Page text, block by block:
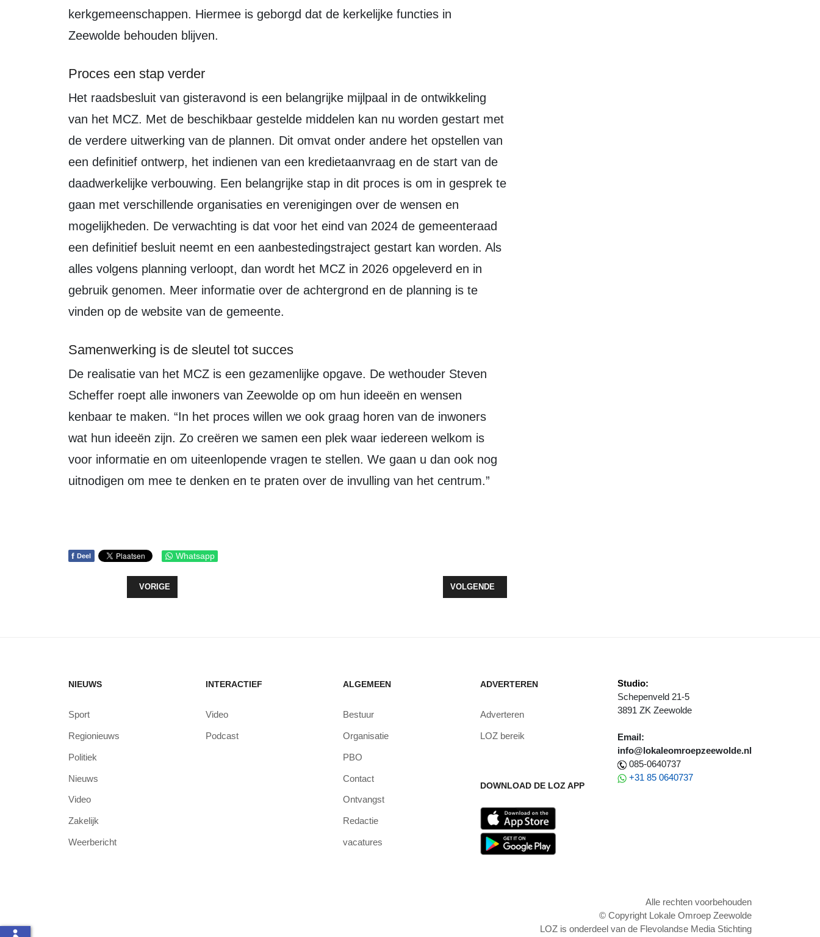
kerkgemeenschappen. Hiermee is geborgd dat de kerkelijke functies in
Zeewolde behouden blijven.
Proces een stap verder
Het raadsbesluit van gisteravond is een belangrijke mijlpaal in de ontwikkeling
van het MCZ. Met de beschikbaar gestelde middelen kan nu worden gestart met
de verdere uitwerking van de plannen. Dit omvat onder andere het opstellen van
een definitief ontwerp, het indienen van een kredietaanvraag en de start van de
daadwerkelijke verbouwing. Een belangrijke stap in dit proces is om in gesprek te
gaan met verschillende organisaties en verenigingen over de wensen en
mogelijkheden. De verwachting is dat voor het eind van 2024 de gemeenteraad
een definitief besluit neemt en een aanbestedingstraject gestart kan worden. Als
alles volgens planning verloopt, dan wordt het MCZ in 2026 opgeleverd en in
gebruik genomen. Meer informatie over de achtergrond en de planning is te
vinden op de website van de gemeente.
Samenwerking is de sleutel tot succes
De realisatie van het MCZ is een gezamenlijke opgave. De wethouder Steven
Scheffer roept alle inwoners van Zeewolde op om hun ideeën en wensen
kenbaar te maken. “In het proces willen we ook graag horen van de inwoners
wat hun ideeën zijn. Zo creëren we samen een plek waar iedereen welkom is
voor informatie en om uiteenlopende vragen te stellen. We gaan u dan ook nog
uitnodigen om mee te denken en te praten over de invulling van het centrum.”
f Deel Whatsapp
VORIG ARTIKEL: ALTIJD IETS TE DOEN VOOR WETHOUDER HELMUT HERMANS
VORIGE VOLGENDE ARTIKEL: MEEDENKEN OVER DE NIEUWE BURGEMEESTER VOOR ZEEWOLDE
VOLGENDE
NIEUWS
Sport
Regionieuws
Politiek
Nieuws
Video
Zakelijk
Weerbericht
INTERACTIEF
Video
Podcast
ALGEMEEN
Bestuur
Organisatie
PBO
Contact
Ontvangst
Redactie
vacatures
ADVERTEREN
Adverteren
LOZ bereik
DOWNLOAD DE LOZ APP
Studio:
Schepenveld 21-5
3891 ZK Zeewolde
Email:
info@lokaleomroepzeewolde.nl
085-0640737
+31 85 0640737
Alle rechten voorbehouden
© Copyright Lokale Omroep Zeewolde
LOZ is onderdeel van de Flevolandse Media Stichting